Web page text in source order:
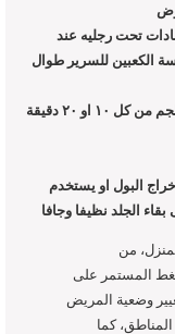
تحت رجليه عند
الكعبين للسرير طوال
اذا كان المريض جالسا على الكرسي يرفع الجم من كل ١٠ او ٢٠ دقيقة
البول او يستخدم
الجلد نظيفا وجافا
من
المستمر على
وضعية المريض
كما